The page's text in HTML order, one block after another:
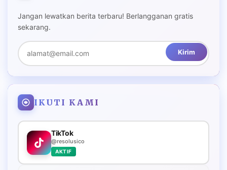
Jangan lewatkan berita terbaru! Berlangganan gratis
sekarang.
Kirim
IKUTI KAMI
TikTok
@resolusico
AKTIF